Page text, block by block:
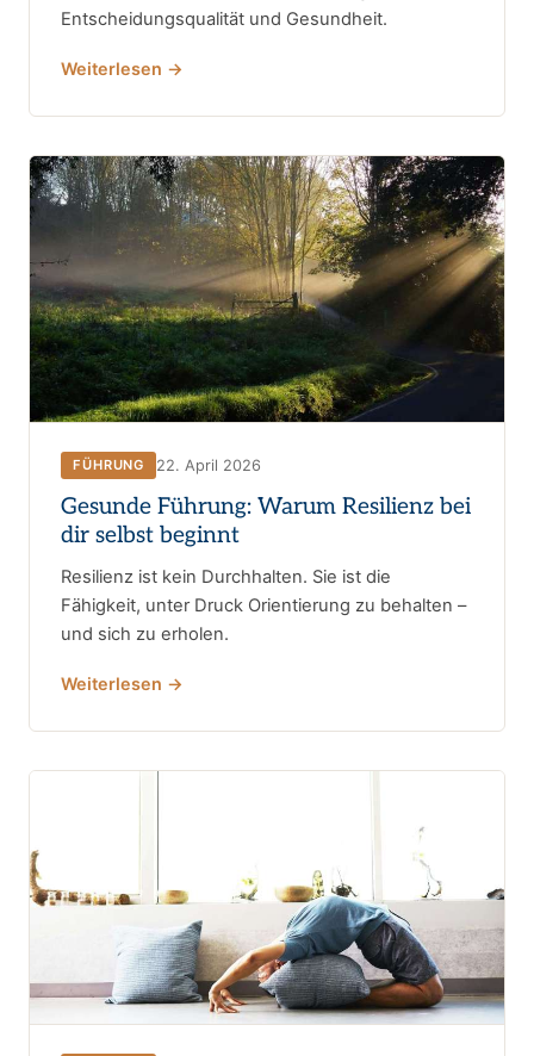
Entscheidungsqualität und Gesundheit.
Weiterlesen →
FÜHRUNG 22. April 2026
Gesunde Führung: Warum Resilienz bei
dir selbst beginnt
Resilienz ist kein Durchhalten. Sie ist die
Fähigkeit, unter Druck Orientierung zu behalten –
und sich zu erholen.
Weiterlesen →